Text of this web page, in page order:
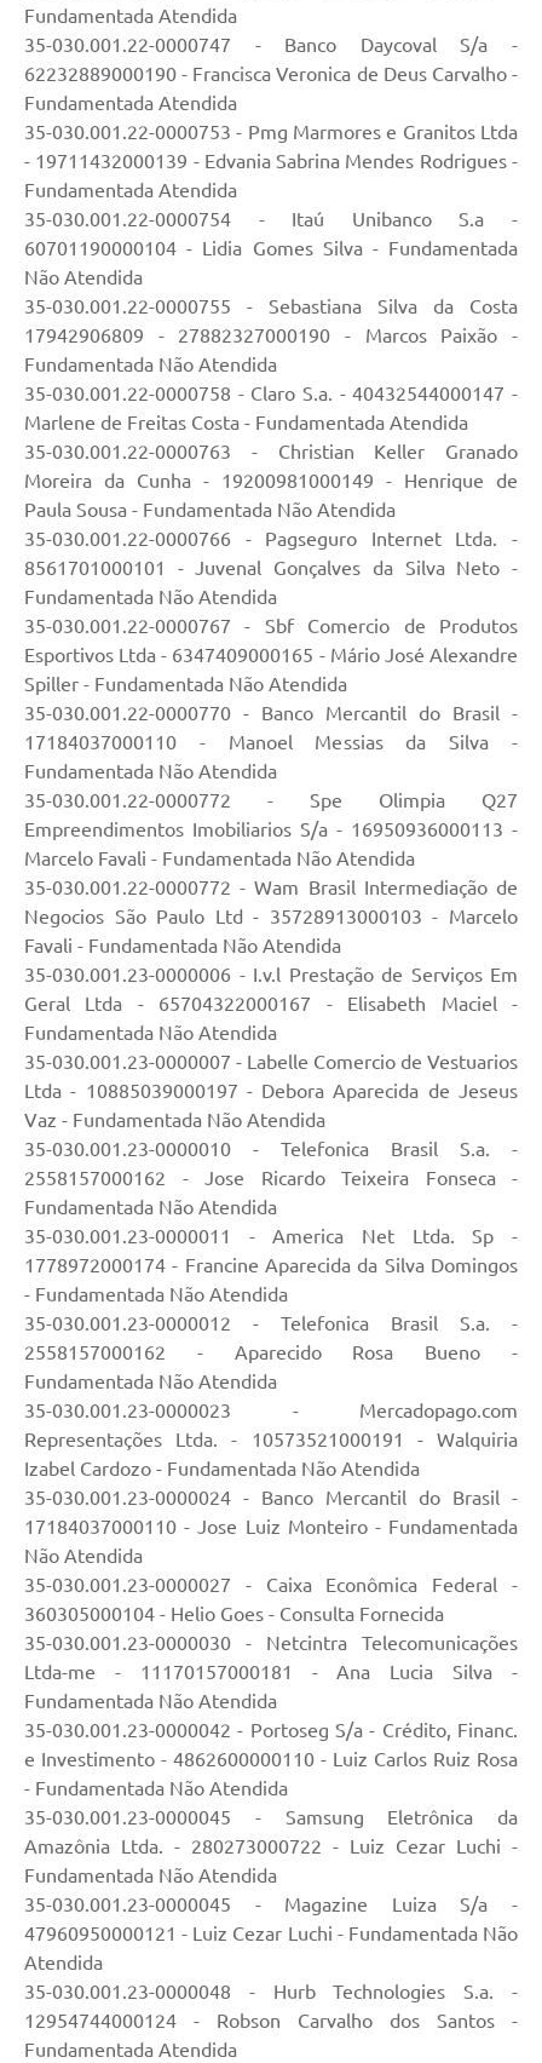
Fundamentada Atendida
35-030.001.22-0000747 - Banco Daycoval S/a -
62232889000190 - Francisca Veronica de Deus Carvalho -
Fundamentada Atendida
35-030.001.22-0000753 - Pmg Marmores e Granitos Ltda
- 19711432000139 - Edvania Sabrina Mendes Rodrigues -
Fundamentada Atendida
35-030.001.22-0000754 - Itaú Unibanco S.a -
60701190000104 - Lidia Gomes Silva - Fundamentada
Não Atendida
35-030.001.22-0000755 - Sebastiana Silva da Costa
17942906809 - 27882327000190 - Marcos Paixão -
Fundamentada Não Atendida
35-030.001.22-0000758 - Claro S.a. - 40432544000147 -
Marlene de Freitas Costa - Fundamentada Atendida
35-030.001.22-0000763 - Christian Keller Granado
Moreira da Cunha - 19200981000149 - Henrique de
Paula Sousa - Fundamentada Não Atendida
35-030.001.22-0000766 - Pagseguro Internet Ltda. -
8561701000101 - Juvenal Gonçalves da Silva Neto -
Fundamentada Não Atendida
35-030.001.22-0000767 - Sbf Comercio de Produtos
Esportivos Ltda - 6347409000165 - Mário José Alexandre
Spiller - Fundamentada Não Atendida
35-030.001.22-0000770 - Banco Mercantil do Brasil -
17184037000110 - Manoel Messias da Silva -
Fundamentada Não Atendida
35-030.001.22-0000772 - Spe Olimpia Q27
Empreendimentos Imobiliarios S/a - 16950936000113 -
Marcelo Favali - Fundamentada Não Atendida
35-030.001.22-0000772 - Wam Brasil Intermediação de
Negocios São Paulo Ltd - 35728913000103 - Marcelo
Favali - Fundamentada Não Atendida
35-030.001.23-0000006 - I.v.l Prestação de Serviços Em
Geral Ltda - 65704322000167 - Elisabeth Maciel -
Fundamentada Não Atendida
35-030.001.23-0000007 - Labelle Comercio de Vestuarios
Ltda - 10885039000197 - Debora Aparecida de Jeseus
Vaz - Fundamentada Não Atendida
35-030.001.23-0000010 - Telefonica Brasil S.a. -
2558157000162 - Jose Ricardo Teixeira Fonseca -
Fundamentada Não Atendida
35-030.001.23-0000011 - America Net Ltda. Sp -
1778972000174 - Francine Aparecida da Silva Domingos
- Fundamentada Não Atendida
35-030.001.23-0000012 - Telefonica Brasil S.a. -
2558157000162 - Aparecido Rosa Bueno -
Fundamentada Não Atendida
35-030.001.23-0000023 - Mercadopago.com
Representações Ltda. - 10573521000191 - Walquiria
Izabel Cardozo - Fundamentada Não Atendida
35-030.001.23-0000024 - Banco Mercantil do Brasil -
17184037000110 - Jose Luiz Monteiro - Fundamentada
Não Atendida
35-030.001.23-0000027 - Caixa Econômica Federal -
360305000104 - Helio Goes - Consulta Fornecida
35-030.001.23-0000030 - Netcintra Telecomunicações
Ltda-me - 11170157000181 - Ana Lucia Silva -
Fundamentada Não Atendida
35-030.001.23-0000042 - Portoseg S/a - Crédito, Financ.
e Investimento - 4862600000110 - Luiz Carlos Ruiz Rosa
- Fundamentada Não Atendida
35-030.001.23-0000045 - Samsung Eletrônica da
Amazônia Ltda. - 280273000722 - Luiz Cezar Luchi -
Fundamentada Não Atendida
35-030.001.23-0000045 - Magazine Luiza S/a -
47960950000121 - Luiz Cezar Luchi - Fundamentada Não
Atendida
35-030.001.23-0000048 - Hurb Technologies S.a. -
12954744000124 - Robson Carvalho dos Santos -
Fundamentada Atendida